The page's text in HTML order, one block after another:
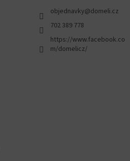
objednavky@domeli.cz
702 389 778
https://www.facebook.co
m/domelicz/